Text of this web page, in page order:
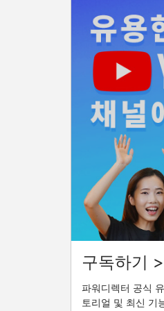
구독하기 >
파워디렉터 공식
토리얼 및 최신 기